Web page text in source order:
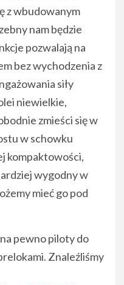
z wbudowanym
nam będzie
pozwalają na
bez wychodzenia z
siły
niewielkie,
zmieści się w
w schowku
kompaktowości,
wygodny w
mieć go pod
pewno piloty do
Znaleźliśmy